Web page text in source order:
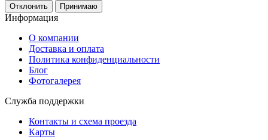
Отклонить Принимаю
Информация
О компании
Доставка и оплата
Политика конфиденциальности
Блог
Фотогалерея
Служба поддержки
Контакты и схема проезда
Карты